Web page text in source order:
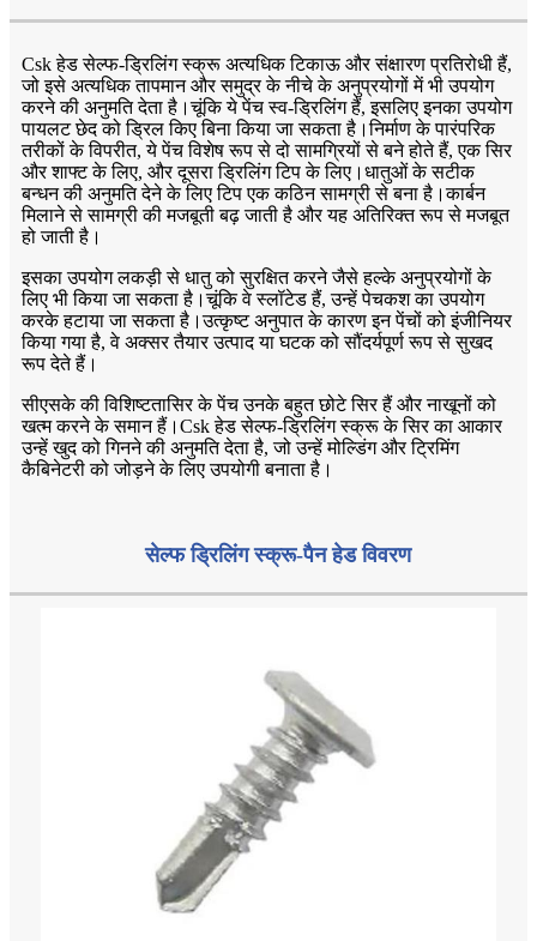
Csk हेड सेल्फ-ड्रिलिंग स्क्रू अत्यधिक टिकाऊ और संक्षारण प्रतिरोधी हैं,
जो इसे अत्यधिक तापमान और समुद्र के नीचे के अनुप्रयोगों में भी उपयोग
करने की अनुमति देता है।चूंकि ये पेंच स्व-ड्रिलिंग हैं, इसलिए इनका उपयोग
पायलट छेद को ड्रिल किए बिना किया जा सकता है।निर्माण के पारंपरिक
तरीकों के विपरीत, ये पेंच विशेष रूप से दो सामग्रियों से बने होते हैं, एक सिर
और शाफ्ट के लिए, और दूसरा ड्रिलिंग टिप के लिए।धातुओं के सटीक
बन्धन की अनुमति देने के लिए टिप एक कठिन सामग्री से बना है।कार्बन
मिलाने से सामग्री की मजबूती बढ़ जाती है और यह अतिरिक्त रूप से मजबूत
हो जाती है।
इसका उपयोग लकड़ी से धातु को सुरक्षित करने जैसे हल्के अनुप्रयोगों के
लिए भी किया जा सकता है।चूंकि वे स्लॉटेड हैं, उन्हें पेचकश का उपयोग
करके हटाया जा सकता है।उत्कृष्ट अनुपात के कारण इन पेंचों को इंजीनियर
किया गया है, वे अक्सर तैयार उत्पाद या घटक को सौंदर्यपूर्ण रूप से सुखद
रूप देते हैं।
सीएसके की विशिष्टतासिर के पेंच उनके बहुत छोटे सिर हैं और नाखूनों को
खत्म करने के समान हैं।Csk हेड सेल्फ-ड्रिलिंग स्क्रू के सिर का आकार
उन्हें खुद को गिनने की अनुमति देता है, जो उन्हें मोल्डिंग और ट्रिमिंग
कैबिनेटरी को जोड़ने के लिए उपयोगी बनाता है।
सेल्फ ड्रिलिंग स्क्रू-पैन हेड विवरण